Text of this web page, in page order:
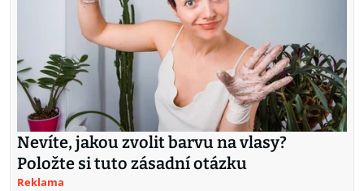
Nevíte, jakou zvolit barvu na vlasy?
Položte si tuto zásadní otázku
Reklama